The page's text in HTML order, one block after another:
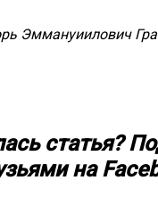
Эммануиилович
статья?
на